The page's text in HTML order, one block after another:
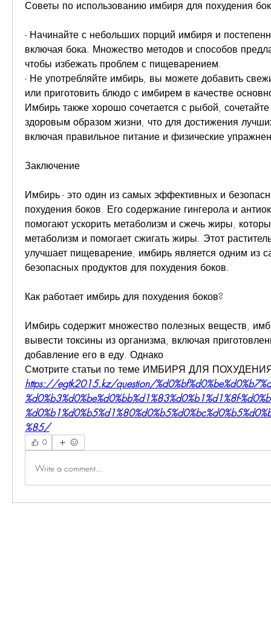
Советы по использованию имбиря для похудения
- Начинайте с небольших порций имбиря и
включая бока. Множество методов и способов
чтобы избежать проблем с пищеварением.
- Не употребляйте имбирь, вы можете добавить
или приготовить блюдо с имбирем в качестве
Имбирь также хорошо сочетается с рыбой,
здоровым образом жизни, что для достижения
включая правильное питание и физические
Заключение
Имбирь - это один из самых эффективных и
похудения боков. Его содержание гингерола и
помогают ускорить метаболизм и сжечь жиры,
метаболизм и помогает сжигать жиры. Этот
улучшает пищеварение, имбирь является одним из
безопасных продуктов для похудения боков.
Как работает имбирь для похудения боков?
Имбирь содержит множество полезных веществ,
вывести токсины из организма, включая
добавление его в еду. Однако
Смотрите статьи по теме ИМБИРЯ ДЛЯ
https://egtk2015.kz/question/
%d0%b3%d0%be%d0%bb%d1%83%d0%b1%d1%8f-
%85/
0
Write a comment...